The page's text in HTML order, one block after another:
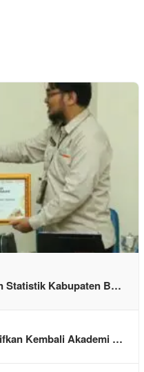
Statistik Kabupaten B…
Kembali Akademi …